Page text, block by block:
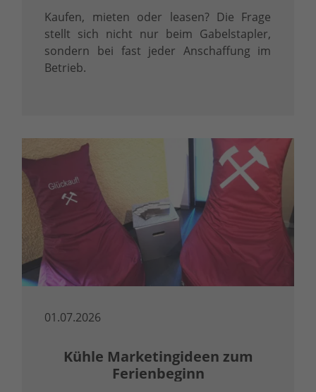
Kaufen, mieten oder leasen? Die Frage
stellt sich nicht nur beim Gabelstapler,
sondern bei fast jeder Anschaffung im
Betrieb.
01.07.2026
Kühle Marketingideen zum
Ferienbeginn